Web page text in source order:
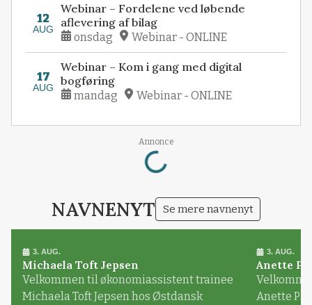
12
AUG
Webinar – Fordelene ved løbende
aflevering af bilag
onsdag Webinar - ONLINE
17
AUG
Webinar – Kom i gang med digital
bogføring
mandag Webinar - ONLINE
Annonce
Loading...
NAVNENYT Se mere navnenyt
3. AUG.
Michaela Toft Jepsen
Velkommen til økonomiassistent trainee
Michaela Toft Jepsen hos Østdansk
3. AUG.
Anette
Anette